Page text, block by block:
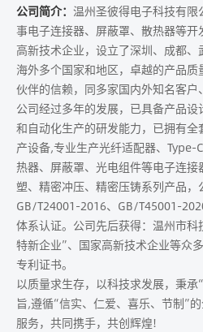
公司简介： 温州圣彼得电子科技有
事电子连接器、屏蔽罩、散热器等
高新技术企业，设立了深圳、成都
海外多个国家和地区，卓越的产品
伙伴的信赖，同多家国内外知名客户
公司经过多年的发展，已具备产品
和自动化生产的研发能力，已拥有
产设备,专业生产光纤适配器、Type-
热器、屏蔽罩、光电组件等电子连
塑、精密冲压、精密压铸系列产品，
GB/T24001-2016、GB/T45001-
体系认证。公司先后获得：温州市
特新企业”、国家高新技术企业等众
专利证书。
以质量求生存，以科技求发展，秉
旨,遵循“信实、仁爱、喜乐、节制”
服务，共同携手，共创辉煌!